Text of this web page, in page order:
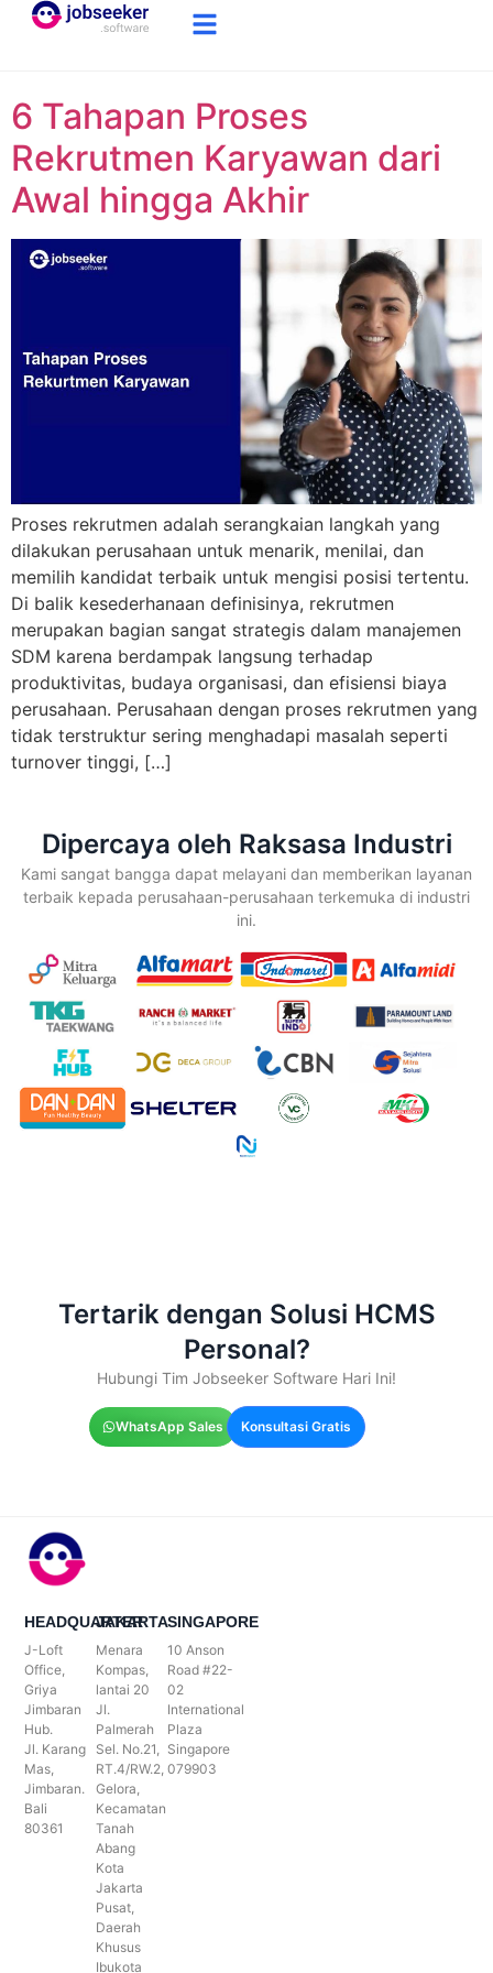
6 Tahapan Proses
Rekrutmen Karyawan dari
Awal hingga Akhir
Proses rekrutmen adalah serangkaian langkah yang
dilakukan perusahaan untuk menarik, menilai, dan
memilih kandidat terbaik untuk mengisi posisi tertentu.
Di balik kesederhanaan definisinya, rekrutmen
merupakan bagian sangat strategis dalam manajemen
SDM karena berdampak langsung terhadap
produktivitas, budaya organisasi, dan efisiensi biaya
perusahaan. Perusahaan dengan proses rekrutmen yang
tidak terstruktur sering menghadapi masalah seperti
turnover tinggi, […]
Dipercaya oleh Raksasa Industri
Kami sangat bangga dapat melayani dan memberikan layanan
terbaik kepada perusahaan-perusahaan terkemuka di industri
ini.
Tertarik dengan Solusi HCMS
Personal?
Hubungi Tim Jobseeker Software Hari Ini!
WhatsApp Sales Konsultasi Gratis
HEADQUARTER
J-Loft
Office,
Griya
Jimbaran
Hub.
Jl. Karang
Mas,
Jimbaran.
Bali
80361
JAKARTA
Menara
Kompas,
lantai 20
Jl.
Palmerah
Sel. No.21,
RT.4/RW.2,
Gelora,
Kecamatan
Tanah
Abang
Kota
Jakarta
Pusat,
Daerah
Khusus
Ibukota
SINGAPORE
10 Anson
Road #22-
02
International
Plaza
Singapore
079903